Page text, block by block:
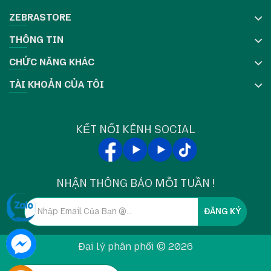
Model tương thích
Trục lănP1083347-012
bản máy in Zebra ZT510:
Zebra ZT510 203dpi – Printhead Part Number:
P1083347-006
Thông số kỹ thuật chi tiết
Part Number
P1083347-012
Model tương
thích
Zebra ZT510 (203dpi, 300dpi)
Loại linh kiện Trục lăn (Platen Roller)
Chất liệu
ZEBRASTORE
THÔNG TIN
CHỨC NĂNG KHÁC
TÀI KHOẢN CỦA TÔI
KẾT NỐI KÊNH SOCIAL
NHẬN THÔNG BÁO MỖI TUẦN !
ĐĂNG KÝ
Đại lý phân phối © 2026